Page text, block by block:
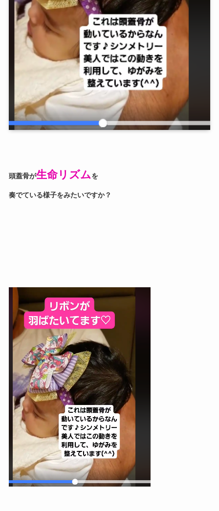
頭蓋骨が生命リズムを
奏でている様子をみたいですか？